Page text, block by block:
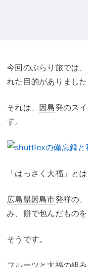
今回のぶらり旅では、
れた目的がありました
それは、 因島発のス
す。
「はっさく大福」とは
広島県因島市発祥の
み、餅で包んだものを
そうです。
フルーツと大福の組